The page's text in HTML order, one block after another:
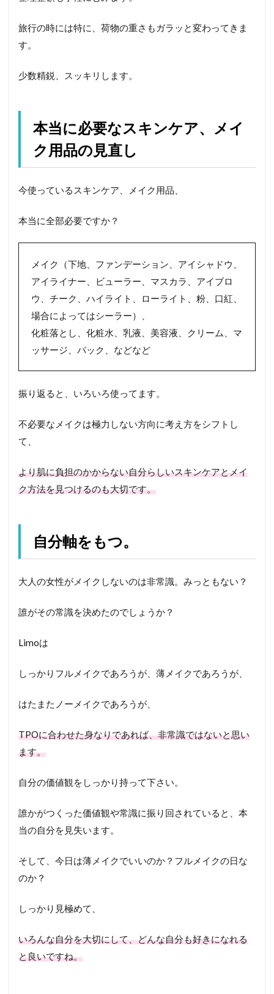
旅行の時には特に、荷物の重さもガラッと変わってきま
す。
少数精鋭、スッキリします。
本当に必要なスキンケア、メイ
ク用品の見直し
今使っているスキンケア、メイク用品、
本当に全部必要ですか？
メイク（下地、ファンデーション、アイシャドウ、
アイライナー、ビューラー、マスカラ、アイブロ
ウ、チーク、ハイライト、ローライト、粉、口紅、
場合によってはシーラー）、
化粧落とし、化粧水、乳液、美容液、クリーム、マ
ッサージ、パック、などなど
振り返ると、いろいろ使ってます。
不必要なメイクは極力しない方向に考え方をシフトし
て、
より肌に負担のかからない自分らしいスキンケアとメイ
ク方法を見つけるのも大切です。
自分軸をもつ。
大人の女性がメイクしないのは非常識。みっともない？
誰がその常識を決めたのでしょうか？
Limoは
しっかりフルメイクであろうが、薄メイクであろうが、
はたまたノーメイクであろうが、
TPOに合わせた身なりであれば、非常識ではないと思い
ます。
自分の価値観をしっかり持って下さい。
誰かがつくった価値観や常識に振り回されていると、本
当の自分を見失います。
そして、今日は薄メイクでいいのか？フルメイクの日な
のか？
しっかり見極めて、
いろんな自分を大切にして、どんな自分も好きになれる
と良いですね。